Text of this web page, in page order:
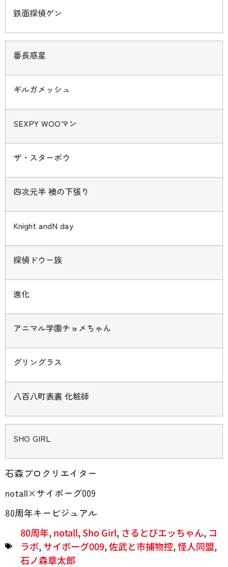
鉄面探偵ゲン
番長惑星
ギルガメッシュ
SEXPY WOOマン
ザ・スターボウ
四次元半 襖の下張り
Knight andN day
探偵ドウー族
進化
アニマル学園チョメちゃん
グリングラス
八百八町表裏 化粧師
SHO GIRL
石森プロクリエイター
notall×サイボーグ009
80周年キービジュアル
80周年,notall,Sho Girl, さるとびエッちゃん, コ
ラボ,サイボーグ009,佐武と市捕物控,怪人同盟,
石ノ森章太郎